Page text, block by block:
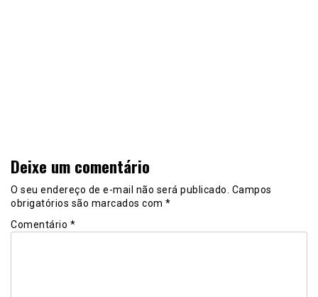
Deixe um comentário
O seu endereço de e-mail não será publicado. Campos
obrigatórios são marcados com *
Comentário *